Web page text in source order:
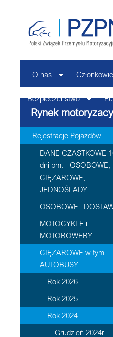
O nas Członkowie
Bezpieczeństwo
Rynek
Rejestracje Pojazdów
DANE CZĄSTKOWE
dni bm. - OSOBOWE,
CIĘŻAROWE,
JEDNOŚLADY
OSOBOWE i
MOTOCYKLE i
MOTOROWERY
CIĘŻAROWE w tym
AUTOBUSY
Rok 2026
Rok 2025
Rok 2024
Grudzień 2024r.